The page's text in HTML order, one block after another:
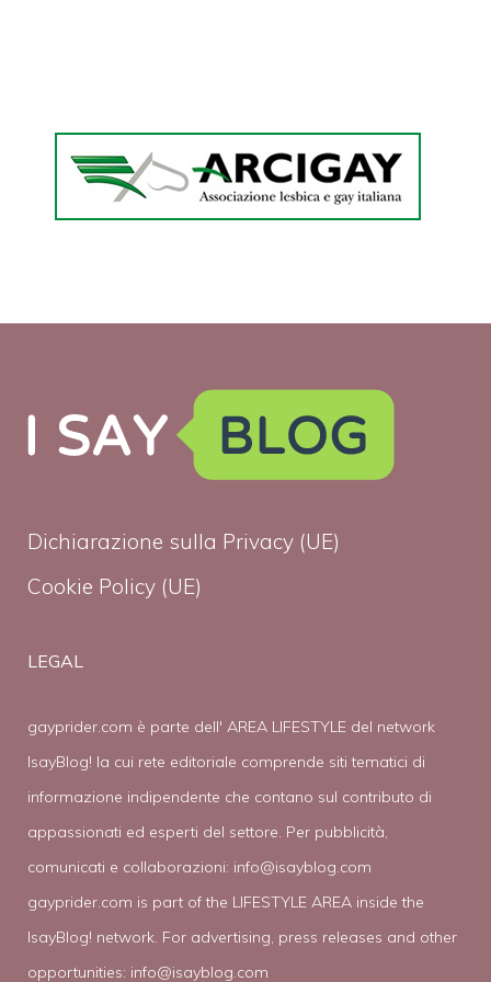
Dichiarazione sulla Privacy (UE)
Cookie Policy (UE)
LEGAL
gayprider.com è parte dell' AREA LIFESTYLE del network
IsayBlog! la cui rete editoriale comprende siti tematici di
informazione indipendente che contano sul contributo di
appassionati ed esperti del settore. Per pubblicità,
comunicati e collaborazioni: info@isayblog.com
gayprider.com is part of the LIFESTYLE AREA inside the
IsayBlog! network. For advertising, press releases and other
opportunities: info@isayblog.com